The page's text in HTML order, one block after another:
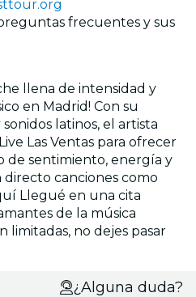
frecuentes y sus
llena de intensidad y
en Madrid! Con su
latinos, el artista
Las Ventas para ofrecer
de sentimiento, energía y
directo canciones como
Llegué en una cita
de la música
limitadas, no dejes pasar
¿Alguna duda?